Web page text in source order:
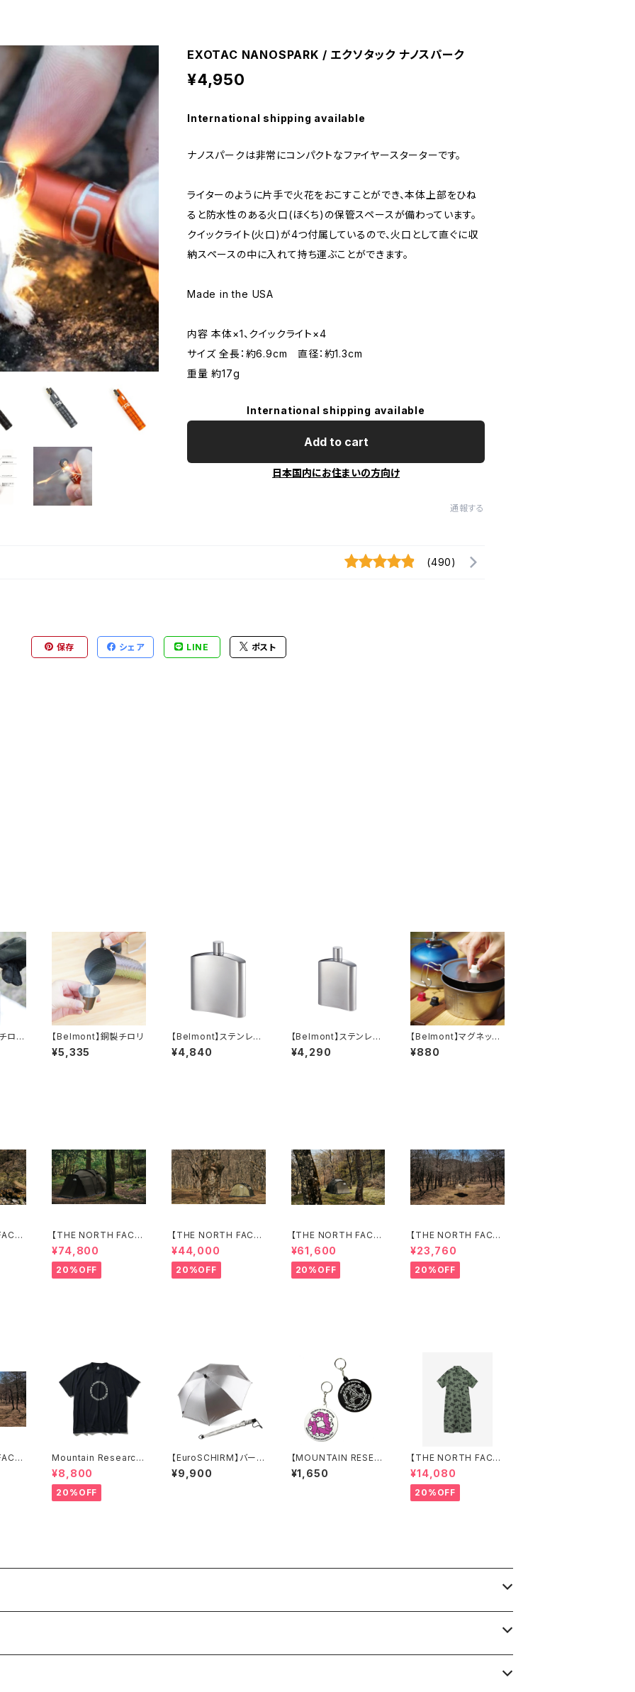
EXOTAC NANOSPARK / エクソタック ナノスパーク
¥4,950
International shipping available
ナノスパークは非常にコンパクトなファイヤースターターです。
ライターのように片手で火花をおこすことができ、本体上部をひね
ると防水性のある火口(ほくち)の保管スペースが備わっています。
クイックライト(火口)が4つ付属しているので、火口として直ぐに収
納スペースの中に入れて持ち運ぶことができます。
Made in the USA
内容 本体×1、クイックライト×4
サイズ 全長：約6.9cm 直径：約1.3cm
重量 約17g
International shipping available
Add to cart
日本国内にお住まいの方向け
通報する
(490)
保存 シェア LINE ポスト
ロリ 【Belmont】銅製チロリ
¥5,335
【Belmont】ステンレス
スキットル 200
¥4,840
【Belmont】ステンレス
スキットル 100
¥4,290
【Belmont】マグネット
入り吸盤3Pセット
¥880
】
【THE NORTH FACE】
Lander 6
¥74,800
20%OFF
【THE NORTH FACE】
Lander 2
¥44,000
20%OFF
【THE NORTH FACE】
Lander 4
¥61,600
20%OFF
【THE NORTH FACE】
Nebula Tarp 2
¥23,760
20%OFF
】
Mountain Research
O.A.L.W.M.
¥8,800
20%OFF
【EuroSCHIRM】バーデ
ィーパル アウトドア ア
ンブレラ
¥9,900
【MOUNTAIN RESEA
RCH】Big Key Holde
r
¥1,650
【THE NORTH FACE】
ショートスリーブアロハ
ベントシャツワンピース
（レディース）
¥14,080
20%OFF